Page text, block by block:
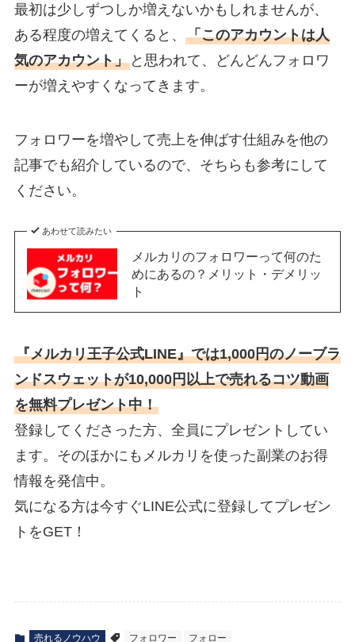
最初は少しずつしか増えないかもしれませんが、
ある程度の増えてくると、 「このアカウントは人
気のアカウント」と思われて、どんどんフォロワ
ーが増えやすくなってきます。
フォロワーを増やして売上を伸ばす仕組みを他の
記事でも紹介しているので、そちらも参考にして
ください。
あわせて読みたい
メルカリのフォロワーって何のた
めにあるの？メリット・デメリッ
ト
『メルカリ王子公式LINE』では1,000円のノーブラ
ンドスウェットが10,000円以上で売れるコツ動画
を無料プレゼント中！
登録してくださった方、全員にプレゼントしてい
ます。そのほかにもメルカリを使った副業のお得
情報を発信中。
気になる方は今すぐLINE公式に登録してプレゼン
トをGET！
売れるノウハウ フォロワー フォロー